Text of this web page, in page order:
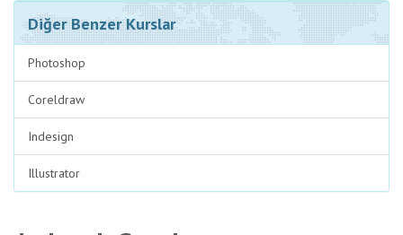
Diğer Benzer Kurslar
Photoshop
Coreldraw
Indesign
Illustrator